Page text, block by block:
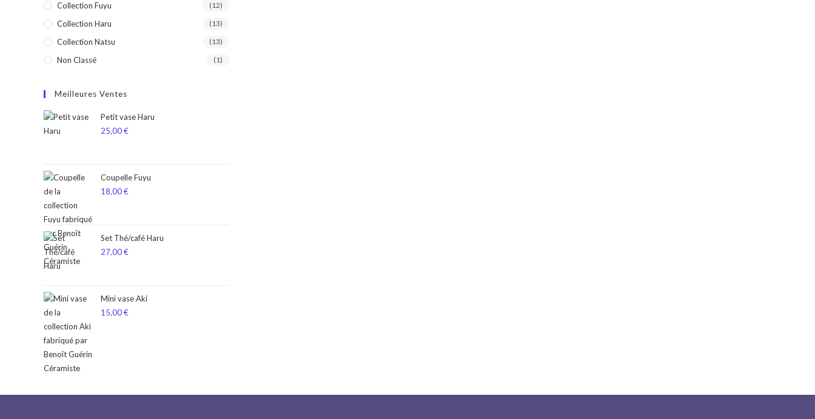
Collection Fuyu (12)
Collection Haru (13)
Collection Natsu (13)
Non Classé (1)
Meilleures Ventes
Petit vase Haru
25,00€
Coupelle Fuyu
18,00€
Set Thé/café Haru
27,00€
Mini vase Aki
15,00€